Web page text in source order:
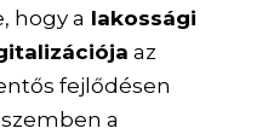
hogy a lakossági
az
fejlődésen
a